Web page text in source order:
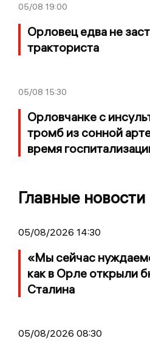
05/08 19:00
Орловец едва не
тракториста
05/08 15:30
Орловчанке с
тромб из сонной
время
Главные новости
05/08/2026 14:30
«Мы сейчас
как в Орле открыли
Сталина
05/08/2026 08:30